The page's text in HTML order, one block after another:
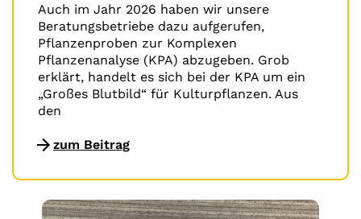
Auch im Jahr 2026 haben wir unsere
Beratungsbetriebe dazu aufgerufen,
Pflanzenproben zur Komplexen
Pflanzenanalyse (KPA) abzugeben. Grob
erklärt, handelt es sich bei der KPA um ein
„Großes Blutbild“ für Kulturpflanzen. Aus
den
zum Beitrag